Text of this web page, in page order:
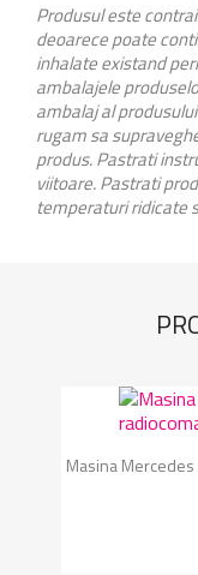
Produsul este
deoarece poate
inhalate existand
ambalajele
ambalaj al
rugam sa
produs. Pastrati
viitoare. Pastrati
temperaturi ridicate
Masina Mercedes